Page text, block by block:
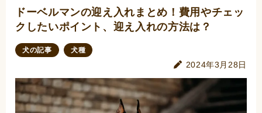
News
寄付活動
ドーベルマンの迎え入れまとめ！費用やチェッ
クしたいポイント、迎え入れの方法は？
犬の記事 犬種
2024年3月28日